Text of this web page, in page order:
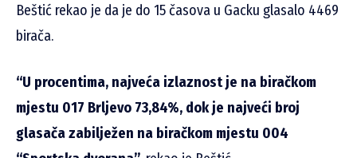
Beštić rekao je da je do 15 časova u Gacku glasalo 4469
birača.
“U procentima, najveća izlaznost je na biračkom
mjestu 017 Brljevo 73,84%, dok je najveći broj
glasača zabilježen na biračkom mjestu 004